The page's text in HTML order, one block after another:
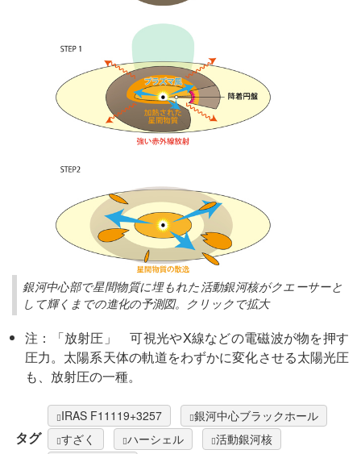
銀河中心部で星間物質に埋もれた活動銀河核がクエーサーと
して輝くまでの進化の予測図。クリックで拡大
注：「放射圧」 可視光やX線などの電磁波が物を押す
圧力。太陽系天体の軌道をわずかに変化させる太陽光圧
も、放射圧の一種。
タグ
IRAS F11119+3257
銀河中心ブラックホール
すざく
ハーシェル 活動銀河核